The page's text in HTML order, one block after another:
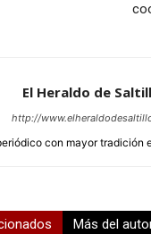
El Heraldo de
http://
con mayor tradición
Más del